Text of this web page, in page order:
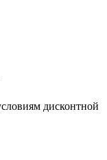
дисконтной